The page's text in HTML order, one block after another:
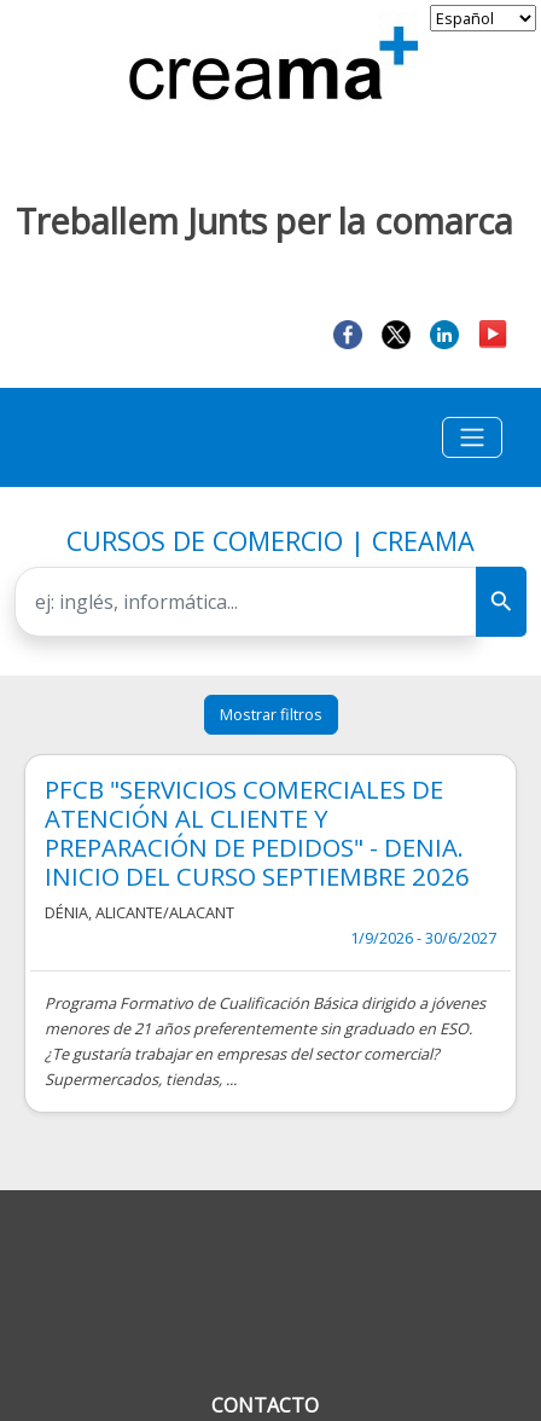
Treballem Junts per la comarca
CURSOS DE COMERCIO | CREAMA
Mostrar filtros
PFCB "SERVICIOS COMERCIALES DE
ATENCIÓN AL CLIENTE Y
PREPARACIÓN DE PEDIDOS" - DENIA.
INICIO DEL CURSO SEPTIEMBRE 2026
DÉNIA,ALICANTE/ALACANT
1/9/2026 - 30/6/2027
Programa Formativo de Cualificación Básica dirigido a jóvenes
menores de 21 años preferentemente sin graduado en ESO.
¿Te gustaría trabajar en empresas del sector comercial?
Supermercados, tiendas, ...
CONTACTO